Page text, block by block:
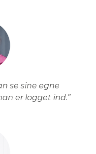
se sine egne
er logget ind.”